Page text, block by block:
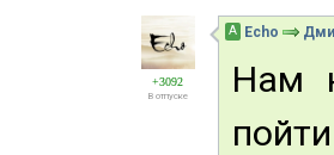
+3092
В отпуске
А Echo
Нам